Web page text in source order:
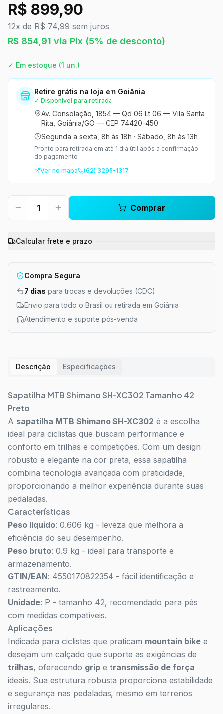
R$ 899,90
12x de R$ 74,99 sem juros
R$ 854,91 via Pix (5% de desconto)
✓ Em estoque (1 un.)
Retire grátis na loja em Goiânia
✓ Disponível para retirada
Av. Consolação, 1854 — Qd 06 Lt 06 — Vila Santa
Rita, Goiânia/GO — CEP 74420-450
Segunda a sexta, 8h às 18h · Sábado, 8h às 13h
Pronto para retirada em até 1 dia útil após a confirmação
do pagamento
Ver no mapa
(62) 3295-1317
1 Comprar
Calcular frete e prazo
Compra Segura
7 dias para trocas e devoluções (CDC)
Envio para todo o Brasil ou retirada em Goiânia
Atendimento e suporte pós-venda
Descrição Especificações
Sapatilha MTB Shimano SH-XC302 Tamanho 42
Preto
A sapatilha MTB Shimano SH-XC302 é a escolha
ideal para ciclistas que buscam performance e
conforto em trilhas e competições. Com um design
robusto e elegante na cor preta, essa sapatilha
combina tecnologia avançada com praticidade,
proporcionando a melhor experiência durante suas
pedaladas.
Características
Peso líquido: 0.606 kg - leveza que melhora a
eficiência do seu desempenho.
Peso bruto: 0.9 kg - ideal para transporte e
armazenamento.
GTIN/EAN: 4550170822354 - fácil identificação e
rastreamento.
Unidade: P - tamanho 42, recomendado para pés
com medidas compatíveis.
Aplicações
Indicada para ciclistas que praticam mountain bike e
desejam um calçado que suporte as exigências de
trilhas, oferecendo grip e transmissão de força
ideais. Sua estrutura robusta proporciona estabilidade
e segurança nas pedaladas, mesmo em terrenos
irregulares.